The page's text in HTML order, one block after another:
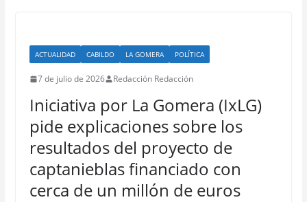
ACTUALIDAD CABILDO LA GOMERA POLÍTICA
7 de julio de 2026 Redacción Redacción
Iniciativa por La Gomera (IxLG)
pide explicaciones sobre los
resultados del proyecto de
captanieblas financiado con
cerca de un millón de euros